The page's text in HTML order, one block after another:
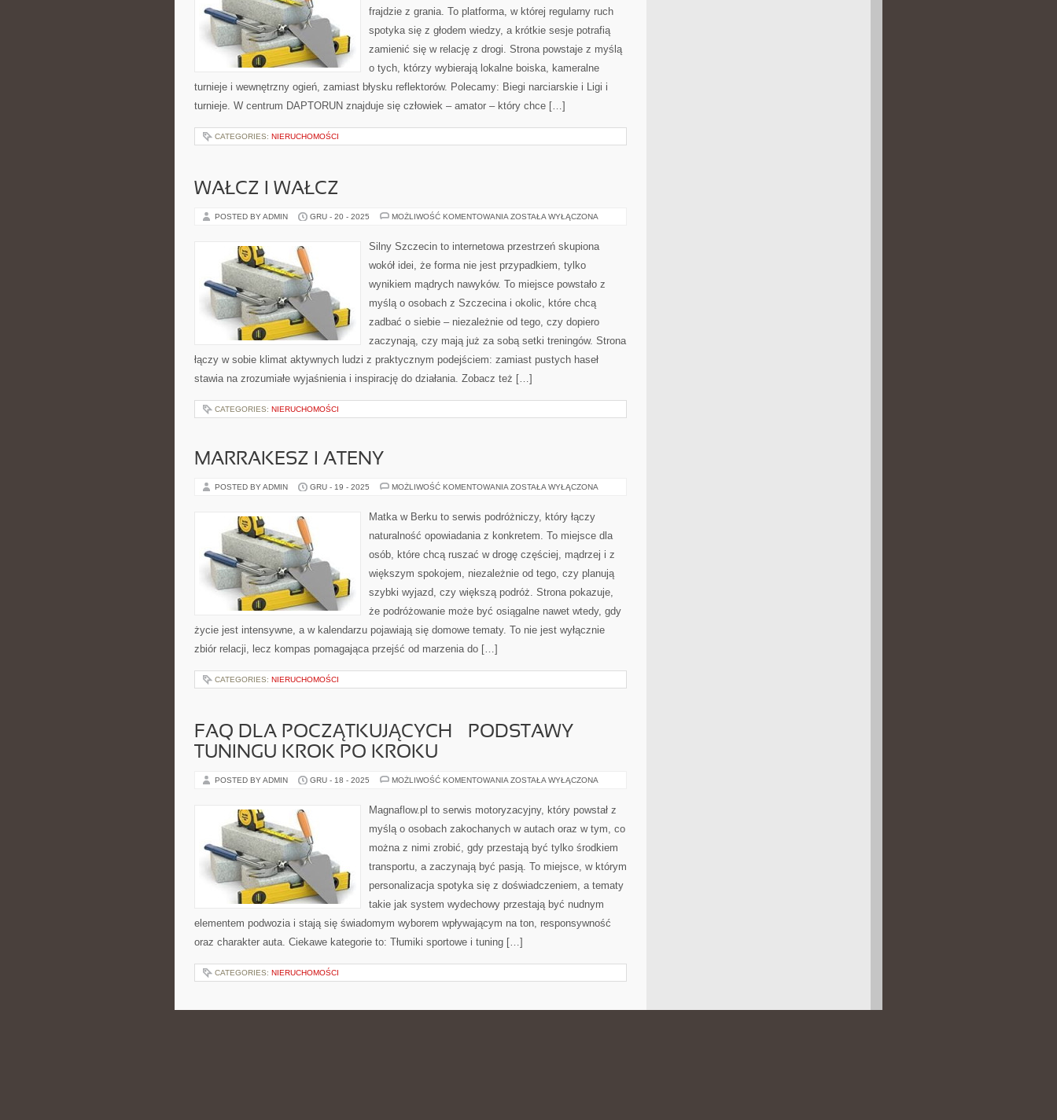
I
SPORTOWE
frajdzie z grania. To platforma, w której regularny ruch
spotyka się z głodem wiedzy, a krótkie sesje potrafią
zamienić się w relację z drogi. Strona powstaje z myślą
o tych, którzy wybierają lokalne boiska, kameralne
turnieje i wewnętrzny ogień, zamiast błysku reflektorów. Polecamy: Biegi narciarskie i Ligi i
turnieje. W centrum DAPTORUN znajduje się człowiek – amator – który chce […]
CATEGORIES: NIERUCHOMOŚCI
WAŁCZ I WAŁCZ
POSTED BY ADMIN GRU - 20 - 2025 MOŻLIWOŚĆ KOMENTOWANIA WAŁCZ
ZOSTAŁA WYŁĄCZONA
Silny Szczecin to internetowa przestrzeń skupiona
wokół idei, że forma nie jest przypadkiem, tylko
wynikiem mądrych nawyków. To miejsce powstało z
myślą o osobach z Szczecina i okolic, które chcą
zadbać o siebie – niezależnie od tego, czy dopiero
zaczynają, czy mają już za sobą setki treningów. Strona
łączy w sobie klimat aktywnych ludzi z praktycznym podejściem: zamiast pustych haseł
stawia na zrozumiałe wyjaśnienia i inspirację do działania. Zobacz też […]
CATEGORIES: NIERUCHOMOŚCI
MARRAKESZ I ATENY
POSTED BY ADMIN GRU - 19 - 2025 MOŻLIWOŚĆ KOMENTOWANIA MARRAKESZ
ZOSTAŁA WYŁĄCZONA
Matka w Berku to serwis podróżniczy, który łączy
naturalność opowiadania z konkretem. To miejsce dla
osób, które chcą ruszać w drogę częściej, mądrzej i z
większym spokojem, niezależnie od tego, czy planują
szybki wyjazd, czy większą podróż. Strona pokazuje,
że podróżowanie może być osiągalne nawet wtedy, gdy
życie jest intensywne, a w kalendarzu pojawiają się domowe tematy. To nie jest wyłącznie
zbiór relacji, lecz kompas pomagająca przejść od marzenia do […]
CATEGORIES: NIERUCHOMOŚCI
FAQ DLA POCZĄTKUJĄCYCH – PODSTAWY
TUNINGU KROK PO KROKU
POSTED BY ADMIN GRU - 18 - 2025 MOŻLIWOŚĆ KOMENTOWANIA FAQ
PODSTAWY
KROK
KROKU
ZOSTAŁA WYŁĄCZONA
Magnaflow.pl to serwis motoryzacyjny, który powstał z
myślą o osobach zakochanych w autach oraz w tym, co
można z nimi zrobić, gdy przestają być tylko środkiem
transportu, a zaczynają być pasją. To miejsce, w którym
personalizacja spotyka się z doświadczeniem, a tematy
takie jak system wydechowy przestają być nudnym
elementem podwozia i stają się świadomym wyborem wpływającym na ton, responsywność
oraz charakter auta. Ciekawe kategorie to: Tłumiki sportowe i tuning […]
CATEGORIES: NIERUCHOMOŚCI